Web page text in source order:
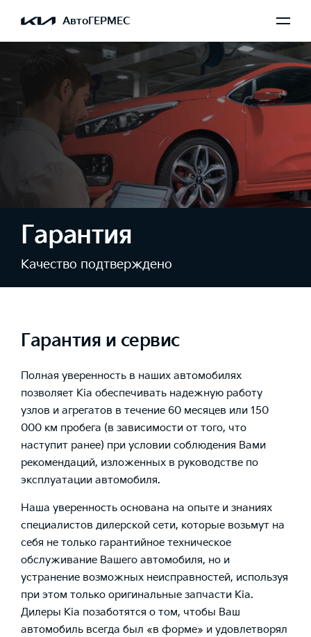
АвтоГЕРМЕС
Гарантия
Качество подтверждено
Гарантия и сервис
Полная уверенность в наших автомобилях
позволяет Kia обеспечивать надежную работу
узлов и агрегатов в течение 60 месяцев или 150
000 км пробега (в зависимости от того, что
наступит ранее) при условии соблюдения Вами
рекомендаций, изложенных в руководстве по
эксплуатации автомобиля.
Наша уверенность основана на опыте и знаниях
специалистов дилерской сети, которые возьмут на
себя не только гарантийное техническое
обслуживание Вашего автомобиля, но и
устранение возможных неисправностей, используя
при этом только оригинальные запчасти Kia.
Дилеры Kia позаботятся о том, чтобы Ваш
автомобиль всегда был «в форме» и удовлетворял